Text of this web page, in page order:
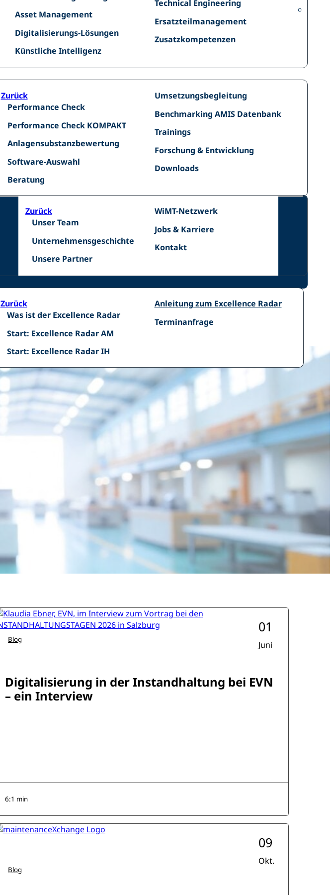
-
Asset Management
Asset
Digitalisierungs-Lösungen
Digitalisierungs-
Künstliche Intelligenz
Künstliche
Lean
Management
Technical Engineering
Technical
Ersatzteilmanagement
Ersatzteilmanagement
Zusatzkompetenzen
Zusatzkompetenzen
Zurück
Performance Check
Performance
Performance Check KOMPAKT
Performance
KOMPAKT
Anlagensubstanzbewertung
Anlagensubstanzbewertung
Software-Auswahl
Software-
Beratung
Beratung
Umsetzungsbegleitung
Umsetzungsbegleitung
Benchmarking AMIS Datenbank
Benchmarking
Datenbank
Trainings
Trainings
Forschung & Entwicklung
Forschung
Entwicklung
Downloads
Downloads
Zurück
Unser Team
Unser
Unternehmensgeschichte
Unternehmensgeschichte
Unsere Partner
Unsere
Partner
WiMT-Netzwerk
WiMT-
Jobs & Karriere
Jobs
Karriere
Kontakt
Kontakt
Zurück
Was ist der Excellence Radar
Was
der
Excellence
Radar
Start: Excellence Radar AM
Start:
Radar
AM
Start: Excellence Radar IH
Start:
Excellence
IH
Anleitung zum Excellence Radar
Anleitung
Excellence
Terminanfrage
Terminanfrage
01
Juni
Digitalisierung in der Instandhaltung bei EVN
– ein Interview
Blog
6:1 min
09
Okt.
Blog